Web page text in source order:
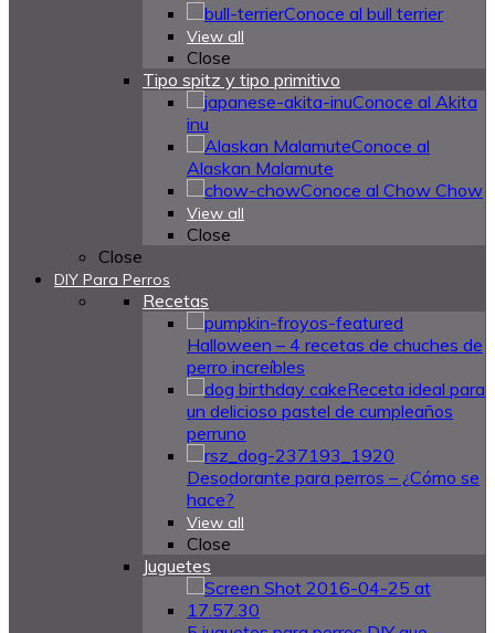
Conoce al bull terrier
View all
Close
Tipo spitz y tipo primitivo
Conoce al Akita
inu
Conoce al
Alaskan Malamute
Conoce al Chow Chow
View all
Close
Close
DIY Para Perros
Recetas
Halloween – 4 recetas de chuches de
perro increíbles
Receta ideal para
un delicioso pastel de cumpleaños
perruno
Desodorante para perros – ¿Cómo se
hace?
View all
Close
Juguetes